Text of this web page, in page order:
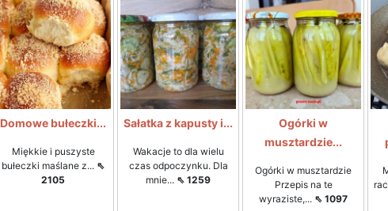
Domowe bułeczki...
Miękkie i puszyste
bułeczki maślane z... ⇖
2105
Sałatka z kapusty i...
Wakacje to dla wielu
czas odpoczynku. Dla
mnie... ⇖ 1259
Ogórki w
musztardzie...
Ogórki w musztardzie
Przepis na te
wyraziste,... ⇖ 1097